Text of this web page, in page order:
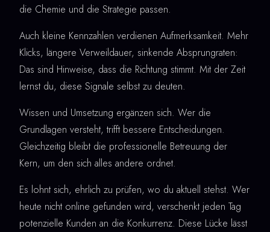
die Chemie und die Strategie passen.
Auch kleine Kennzahlen verdienen Aufmerksamkeit. Mehr
Klicks, längere Verweildauer, sinkende Absprungraten:
Das sind Hinweise, dass die Richtung stimmt. Mit der Zeit
lernst du, diese Signale selbst zu deuten.
Wissen und Umsetzung ergänzen sich. Wer die
Grundlagen versteht, trifft bessere Entscheidungen.
Gleichzeitig bleibt die professionelle Betreuung der
Kern, um den sich alles andere ordnet.
Es lohnt sich, ehrlich zu prüfen, wo du aktuell stehst. Wer
heute nicht online gefunden wird, verschenkt jeden Tag
potenzielle Kunden an die Konkurrenz. Diese Lücke lässt